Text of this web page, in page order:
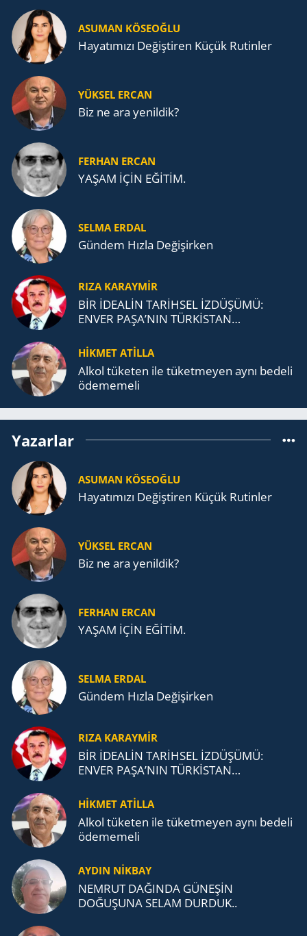
ASUMAN KÖSEOĞLU
Ha­ya­tı­mı­zı De­ğiş­ti­ren Küçük Ru­tin­ler
YÜKSEL ERCAN
Biz ne ara yenildik?
FERHAN ERCAN
YAŞAM İÇİN EĞİTİM.
SELMA ERDAL
Gündem Hızla Değişirken
RIZA KARAYMIR
BİR İDEALİN TARİHSEL İZDÜŞÜMÜ:
ENVER PAŞA’NIN TÜRKİSTAN
TEŞKİLATI’NA UZANAN MİRASI
HİKMET ATİLLA
Alkol tü­ke­ten ile tü­ket­me­yen aynı be­de­li
öde­me­me­li
Yazarlar
ASUMAN KÖSEOĞLU
Ha­ya­tı­mı­zı De­ğiş­ti­ren Küçük Ru­tin­ler
YÜKSEL ERCAN
Biz ne ara yenildik?
FERHAN ERCAN
YAŞAM İÇİN EĞİTİM.
SELMA ERDAL
Gündem Hızla Değişirken
RIZA KARAYMIR
BİR İDEALİN TARİHSEL İZDÜŞÜMÜ:
ENVER PAŞA’NIN TÜRKİSTAN
TEŞKİLATI’NA UZANAN MİRASI
HİKMET ATİLLA
Alkol tü­ke­ten ile tü­ket­me­yen aynı be­de­li
öde­me­me­li
AYDIN NİKBAY
NEMRUT DAĞINDA GÜNEŞİN
DOĞUŞUNA SELAM DURDUK..